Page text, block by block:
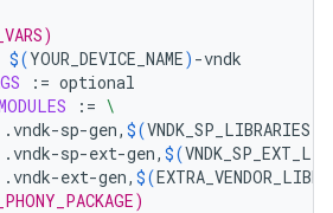
$(YOUR_DEVICE_NAME)
:=
:= \
.vndk-sp-gen, $(VNDK_SP_LIBRARIES
.vndk-sp-ext-gen, $(
.vndk-ext-gen, $(